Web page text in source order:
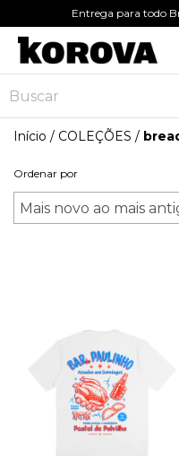
Entrega para todo
Início / COLEÇÕES /
Ordenar por